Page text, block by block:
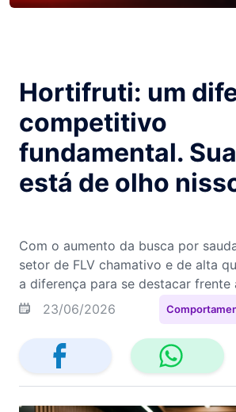
Hortifruti: um
competitivo
fundamental.
está de olho
Com o aumento da busca por
setor de FLV chamativo e de alta
a diferença para se destacar frente
23/06/2026